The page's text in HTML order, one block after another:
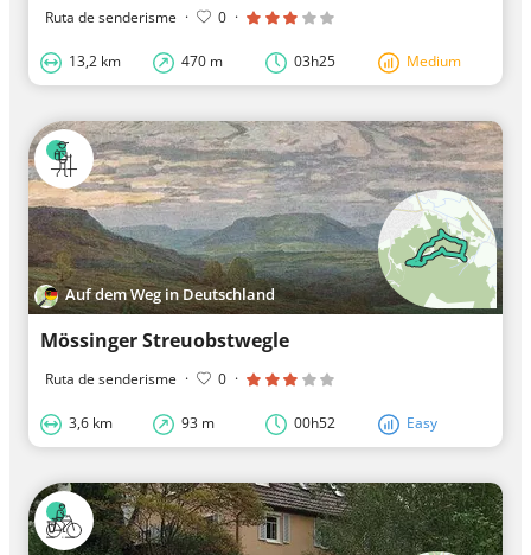
Ruta de senderisme · 0 ·
13,2 km 470 m 03h25 Medium
Auf dem Weg in Deutschland
Mössinger Streuobstwegle
Ruta de senderisme · 0 ·
3,6 km 93 m 00h52 Easy